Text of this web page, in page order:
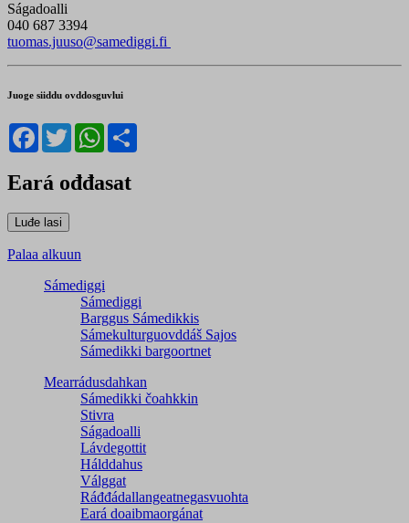
Ságadoalli
040 687 3394
tuomas.juuso@samediggi.fi
Juoge siiddu ovddosguvlui
Facebook
TwitterWhatsApp
Eará ođđasat
Palaa alkuun
Sámediggi
Sámediggi
Barggus Sámedikkis
Sámekulturguovddáš Sajos
Sámedikki bargoortnet
Mearrádusdahkan
Sámedikki čoahkkin
Stivra
Ságadoalli
Lávdegottit
Hálddahus
Válggat
Ráđđádallangeatnegas­vuohta
Eará doaibmaorgánat